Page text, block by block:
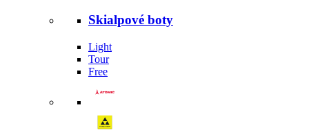
Skialpové boty
Light
Tour
Free